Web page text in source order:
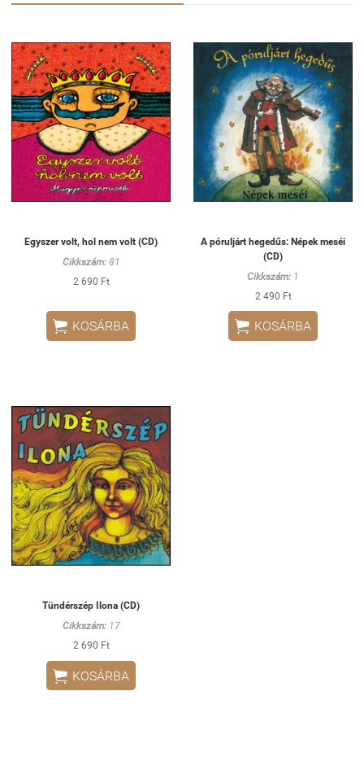
Egyszer volt, hol nem volt (CD)
Cikkszám:81
2 690 Ft
 KOSÁRBA
A póruljárt hegedűs: Népek meséi
(CD)
Cikkszám: 1
2 490 Ft
 KOSÁRBA
Tündérszép Ilona (CD)
Cikkszám:17
2 690 Ft
 KOSÁRBA